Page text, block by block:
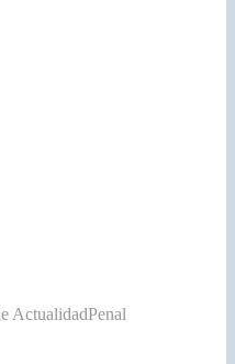
ActualidadPenal